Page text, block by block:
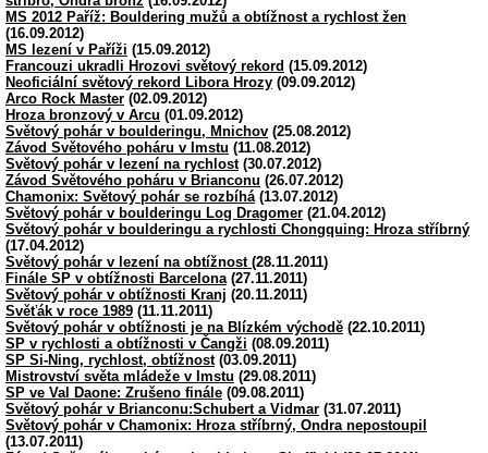
MS 2012 Paříž: Bouldering mužů a obtížnost a rychlost žen
(16.09.2012)
MS lezení v Paříži (15.09.2012)
Francouzi ukradli Hrozovi světový rekord (15.09.2012)
Neoficiální světový rekord Libora Hrozy (09.09.2012)
Arco Rock Master (02.09.2012)
Hroza bronzový v Arcu (01.09.2012)
Světový pohár v boulderingu, Mnichov (25.08.2012)
Závod Světového poháru v Imstu (11.08.2012)
Světový pohár v lezení na rychlost(30.07.2012)
Závod Světového poháru v Brianconu (26.07.2012)
Chamonix: Světový pohár se rozbíhá(13.07.2012)
Světový pohár v boulderingu Log Dragomer (21.04.2012)
Světový pohár v boulderingu a rychlosti Chongquing: Hroza stříbrný
(17.04.2012)
Světový pohár v lezení na obtížnost (28.11.2011)
Finále SP v obtížnosti Barcelona(27.11.2011)
Světový pohár v obtížnosti Kranj (20.11.2011)
Svěťák v roce 1989 (11.11.2011)
Světový pohár v obtížnosti je na Blízkém východě (22.10.2011)
SP v rychlosti a obtížnosti v Čangži (08.09.2011)
SP Si-Ning, rychlost, obtížnost(03.09.2011)
Mistrovství světa mládeže v Imstu (29.08.2011)
SP ve Val Daone: Zrušeno finále (09.08.2011)
Světový pohár v Brianconu:Schubert a Vidmar (31.07.2011)
Světový pohár v Chamonix: Hroza stříbrný, Ondra nepostoupil
(13.07.2011)